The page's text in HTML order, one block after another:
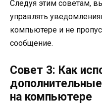
Следуя этим советам,
управлять
компьютере и не
сообщение.
Совет 3: Как
на компьютере